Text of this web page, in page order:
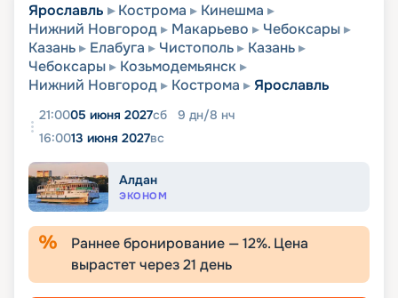
Ярославль Кострома
Кинешма
Нижний Новгород
Макарьево
Чебоксары
Казань
Елабуга Чистополь
Казань
Чебоксары
Козьмодемьянск
Нижний Новгород
Кострома Ярославль
21:0005 июня 2027сб 9 дн/8 нч
16:0013 июня 2027вс
Алдан
ЭКОНОМ
Раннее бронирование —12%. Цена
вырастет через21 день